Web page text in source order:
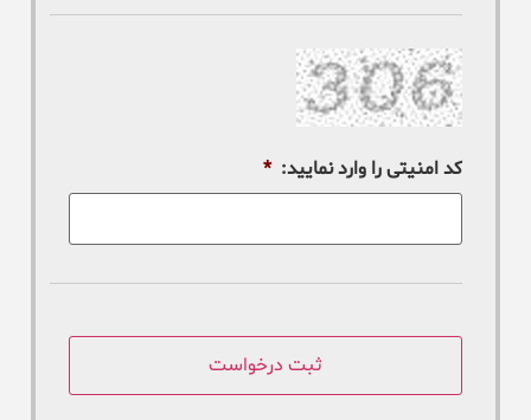
کد امنیتی را وارد نمایید: *